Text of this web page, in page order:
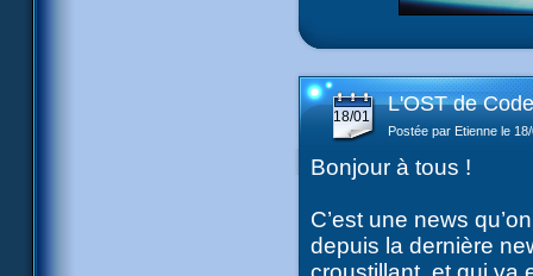
18/01
L'OST de
Postée par Etienne le
Bonjour à tous !
C’est une news
depuis la dernière